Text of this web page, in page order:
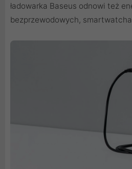
ładowarka Baseus odnowi też
bezprzewodowych,